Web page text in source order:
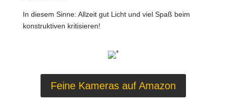
In diesem Sinne: Allzeit gut Licht und viel Spaß beim
konstruktiven kritisieren!
*
Feine Kameras auf Amazon